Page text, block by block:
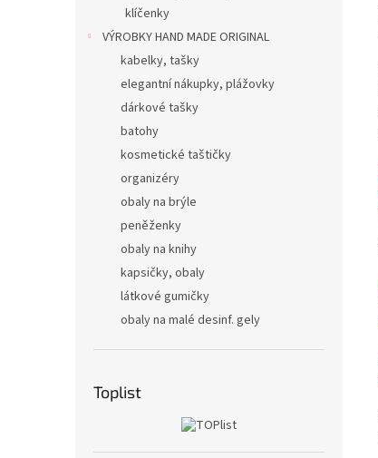
klíčenky
VÝROBKY HAND MADE ORIGINAL
kabelky, tašky
elegantní nákupky, plážovky
dárkové tašky
batohy
kosmetické taštičky
organizéry
obaly na brýle
peněženky
obaly na knihy
kapsičky, obaly
látkové gumičky
obaly na malé desinf. gely
Toplist